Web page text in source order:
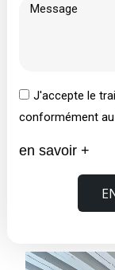
J'accepte le
conformément au
en savoir +